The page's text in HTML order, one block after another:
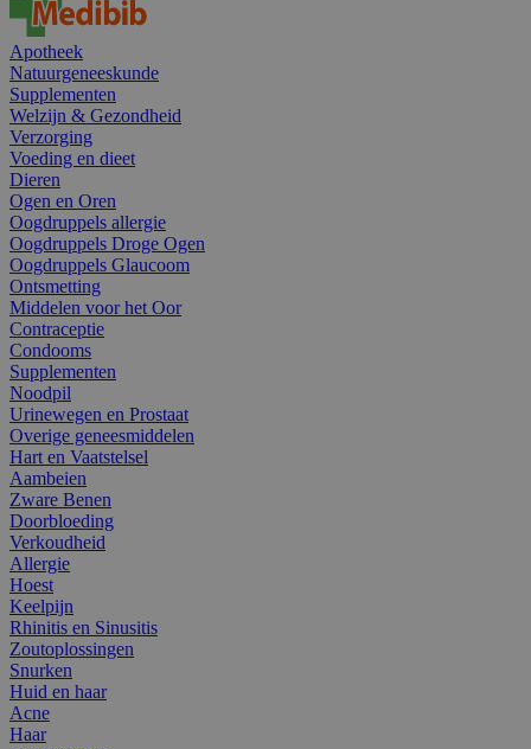
Apotheek
Natuurgeneeskunde
Supplementen
Welzijn & Gezondheid
Verzorging
Voeding en dieet
Dieren
Ogen en Oren
Oogdruppels allergie
Oogdruppels Droge Ogen
Oogdruppels Glaucoom
Ontsmetting
Middelen voor het Oor
Contraceptie
Condooms
Supplementen
Noodpil
Urinewegen en Prostaat
Overige geneesmiddelen
Hart en Vaatstelsel
Aambeien
Zware Benen
Doorbloeding
Verkoudheid
Allergie
Hoest
Keelpijn
Rhinitis en Sinusitis
Zoutoplossingen
Snurken
Huid en haar
Acne
Haar